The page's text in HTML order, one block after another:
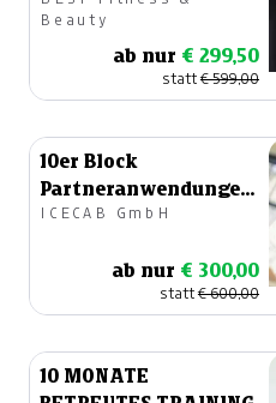
Beauty
ab nur € 299,50
statt€ 599,00
10er Block
Partneranwendungen
-110°
ICECAB GmbH
ab nur € 300,00
statt€ 600,00
10 MONATE